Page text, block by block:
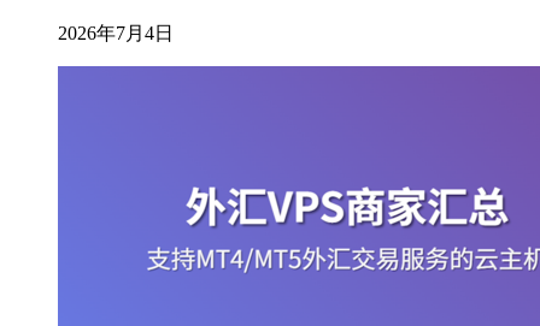
2026年7月4日